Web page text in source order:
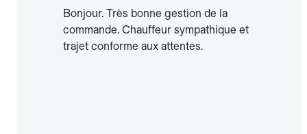
Bonjour. Très bonne gestion de la
commande. Chauffeur sympathique et
trajet conforme aux attentes.